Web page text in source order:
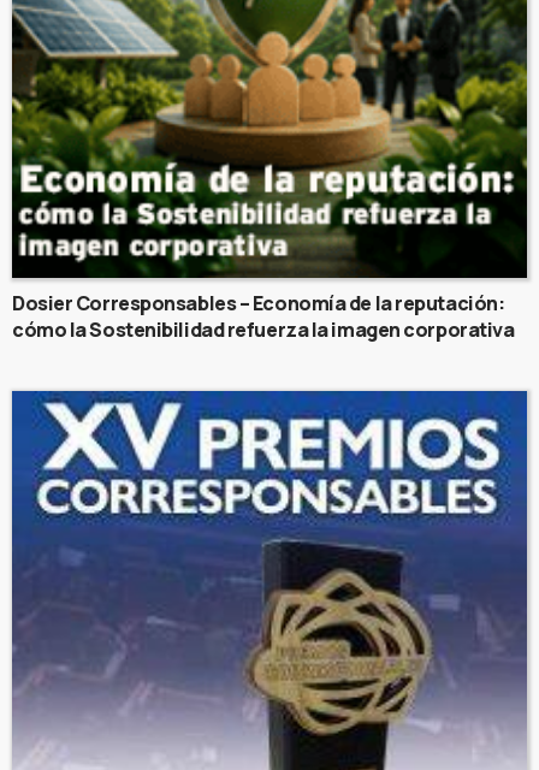
Dosier Corresponsables – Economía de la reputación:
cómo la Sostenibilidad refuerza la imagen corporativa